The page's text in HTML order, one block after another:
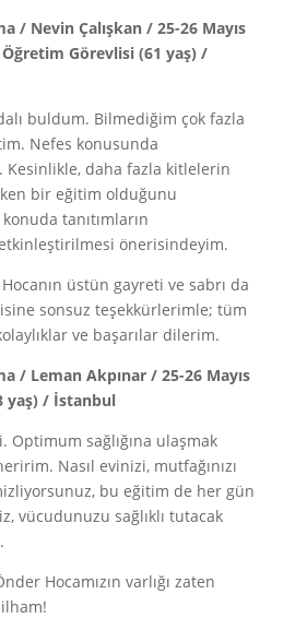
/ Nevin Çalışkan / 25-26 Mayıs
Görevlisi (61 yaş) /
buldum. Bilmediğim çok fazla
Nefes konusunda
Kesinlikle, daha fazla kitlelerin
bir eğitim olduğunu
tanıtımların
etkinleştirilmesi önerisindeyim.
üstün gayreti ve sabrı da
sonsuz teşekkürlerimle; tüm
ve başarılar dilerim.
/ Leman Akpınar / 25-26 Mayıs
yaş) / İstanbul
Optimum sağlığına ulaşmak
Nasıl evinizi, mutfağınızı
bu eğitim de her gün
vücudunuzu sağlıklı tutacak
Hocamızın varlığı zaten